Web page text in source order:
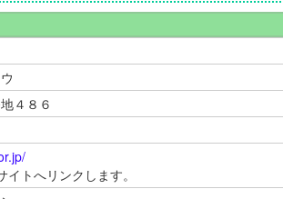
４８６
トへリンクします。